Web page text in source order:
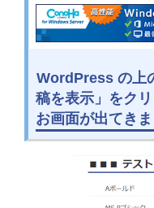
WordPress の上
稿を表示」をク
お画面が出てきま